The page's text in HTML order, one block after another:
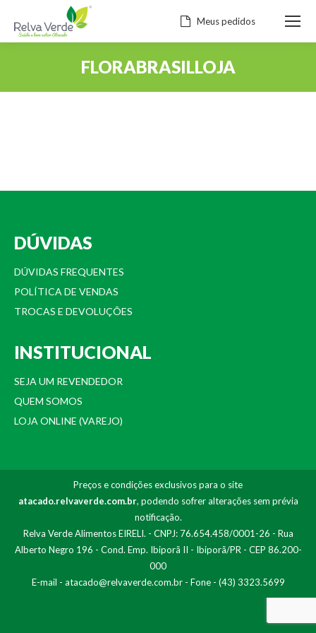
Meus pedidos
FLORABRASILLOJA
DÚVIDAS
DÚVIDAS FREQUENTES
POLÍTICA DE VENDAS
TROCAS E DEVOLUÇÕES
INSTITUCIONAL
SEJA UM REVENDEDOR
QUEM SOMOS
LOJA ONLINE (VAREJO)
Preços e condições exclusivos para o site
atacado.relvaverde.com.br, podendo sofrer alterações sem prévia
notificação.
Relva Verde Alimentos EIRELI. - CNPJ: 76.654.458/0001-26 - Rua
Alberto Negro 196 - Cond. Emp. Ibiporã II - Ibiporã/PR - CEP 86.200-
000
E-mail - atacado@relvaverde.com.br- Fone - (43) 3323.5699